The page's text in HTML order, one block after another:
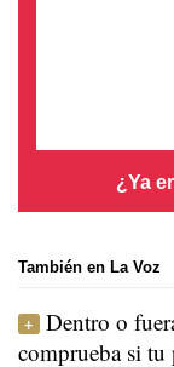
¿Ya
También en La Voz
Dentro o
comprueba si tu